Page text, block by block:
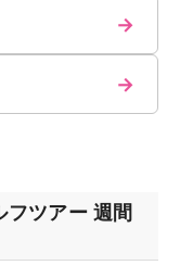
→
→
フツアー 週間